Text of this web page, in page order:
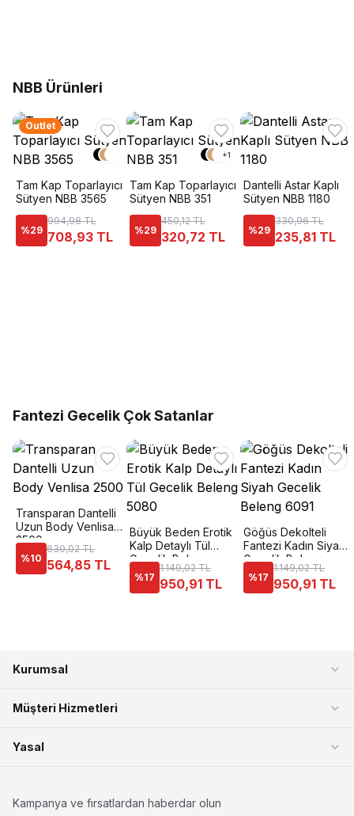
NBB Ürünleri
Outlet
Tam Kap Toparlayıcı
Sütyen NBB 3565
%29
994,98 TL
708,93 TL
+1
Tam Kap Toparlayıcı
Sütyen NBB 351
%29
450,12 TL
320,72 TL
Dantelli Astar Kaplı
Sütyen NBB 1180
%29
330,96 TL
235,81 TL
Fantezi Gecelik Çok Satanlar
Transparan Dantelli
Uzun Body Venlisa
2500
%10
630,02 TL
564,85 TL
Büyük Beden Erotik
Kalp Detaylı Tül
Gecelik Beleng
5080
%17
1.149,02 TL
950,91 TL
Göğüs Dekolteli
Fantezi Kadın Siyah
Gecelik Beleng
6091
%17
1.149,02 TL
950,91 TL
Kurumsal
Müşteri Hizmetleri
Yasal
Kampanya ve fırsatlardan haberdar olun